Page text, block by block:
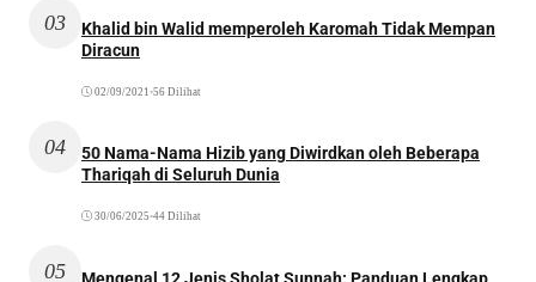
03
Khalid bin Walid memperoleh Karomah Tidak Mempan
Diracun
02/09/2021 •56 Dilihat
04
50 Nama-Nama Hizib yang Diwirdkan oleh Beberapa
Thariqah di Seluruh Dunia
30/06/2025 •44 Dilihat
05
Mengenal 12 Jenis Sholat Sunnah: Panduan Lengkap